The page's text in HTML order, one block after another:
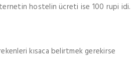
hostelin ücreti ise 100 rupi idi.
kısaca belirtmek gerekirse